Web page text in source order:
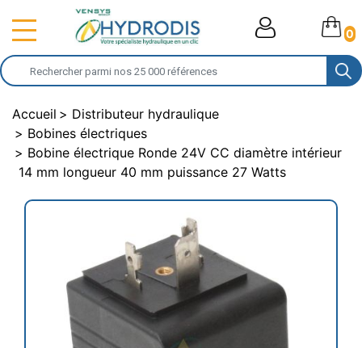
0
Accueil
Distributeur hydraulique
Bobines électriques
Bobine électrique Ronde 24V CC diamètre intérieur
14 mm longueur 40 mm puissance 27 Watts